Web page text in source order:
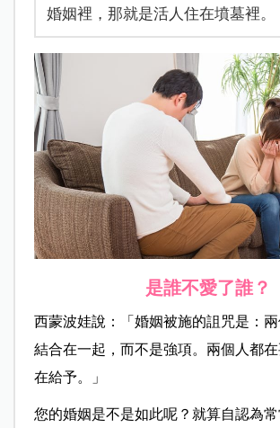
婚姻裡，那就是活人住在墳墓裡。
是誰不愛了誰？
西蒙波娃說：「婚姻被施的詛咒是：
結合在一起，而不是強項。兩個人都
在給予。」
您的婚姻是不是如此呢？就算自認為